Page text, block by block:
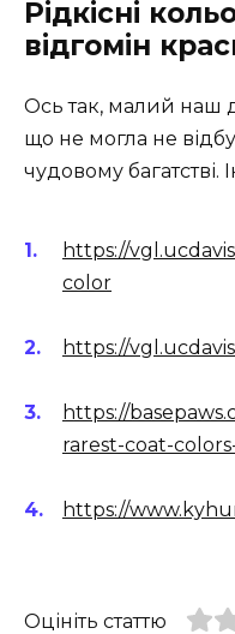
Рідкісні
відгомін
Ось так, малий наш
що не могла не
чудовому багатстві.
https://
color
https://
https://
rarest-coat-
https://
Оцініть статтю